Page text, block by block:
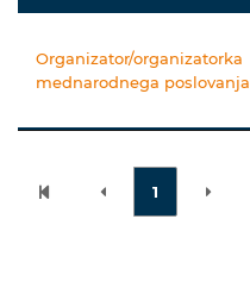
Organizator/organizatorka
mednarodnega poslovanja
1